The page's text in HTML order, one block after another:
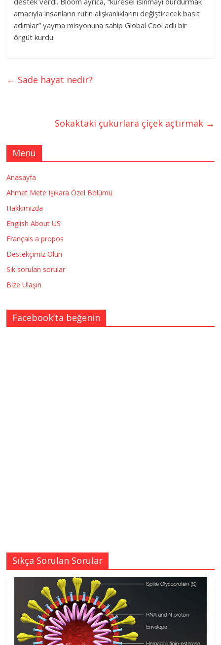
amacıyla insanların rutin alışkanlıklarını değiştirecek basit
adımlar” yayma misyonuna sahip Global Cool adlı bir
örgüt kurdu.
← Sade hayat nedir?
Sokaktaki çukurlara çiçek açtırmak →
Menü
Anasayfa
Ahmet Mete Işıkara Özel Bölümü
Hakkımızda
English About US
Français a propos
Destekçimiz Olun
Sık sorulan sorular
Bize Ulaşın
Facebook’ta beğenin
Sıkça Sorulan Sorular